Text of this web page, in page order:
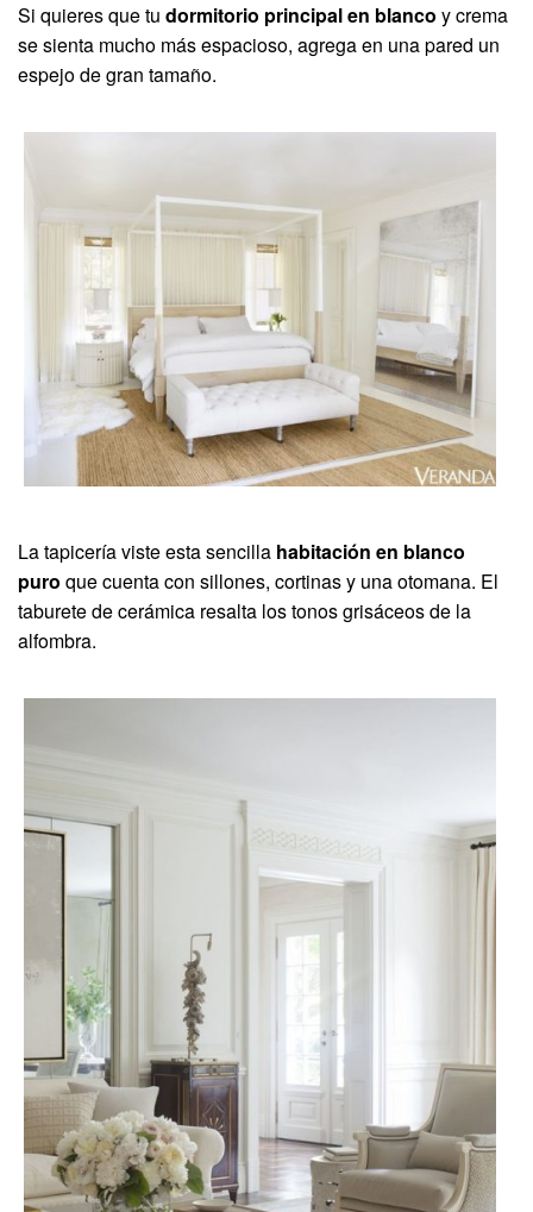
Si quieres que tu dormitorio principal en blanco y crema
se sienta mucho más espacioso, agrega en una pared un
espejo de gran tamaño.
La tapicería viste esta sencilla habitación en blanco
puro que cuenta con sillones, cortinas y una otomana. El
taburete de cerámica resalta los tonos grisáceos de la
alfombra.